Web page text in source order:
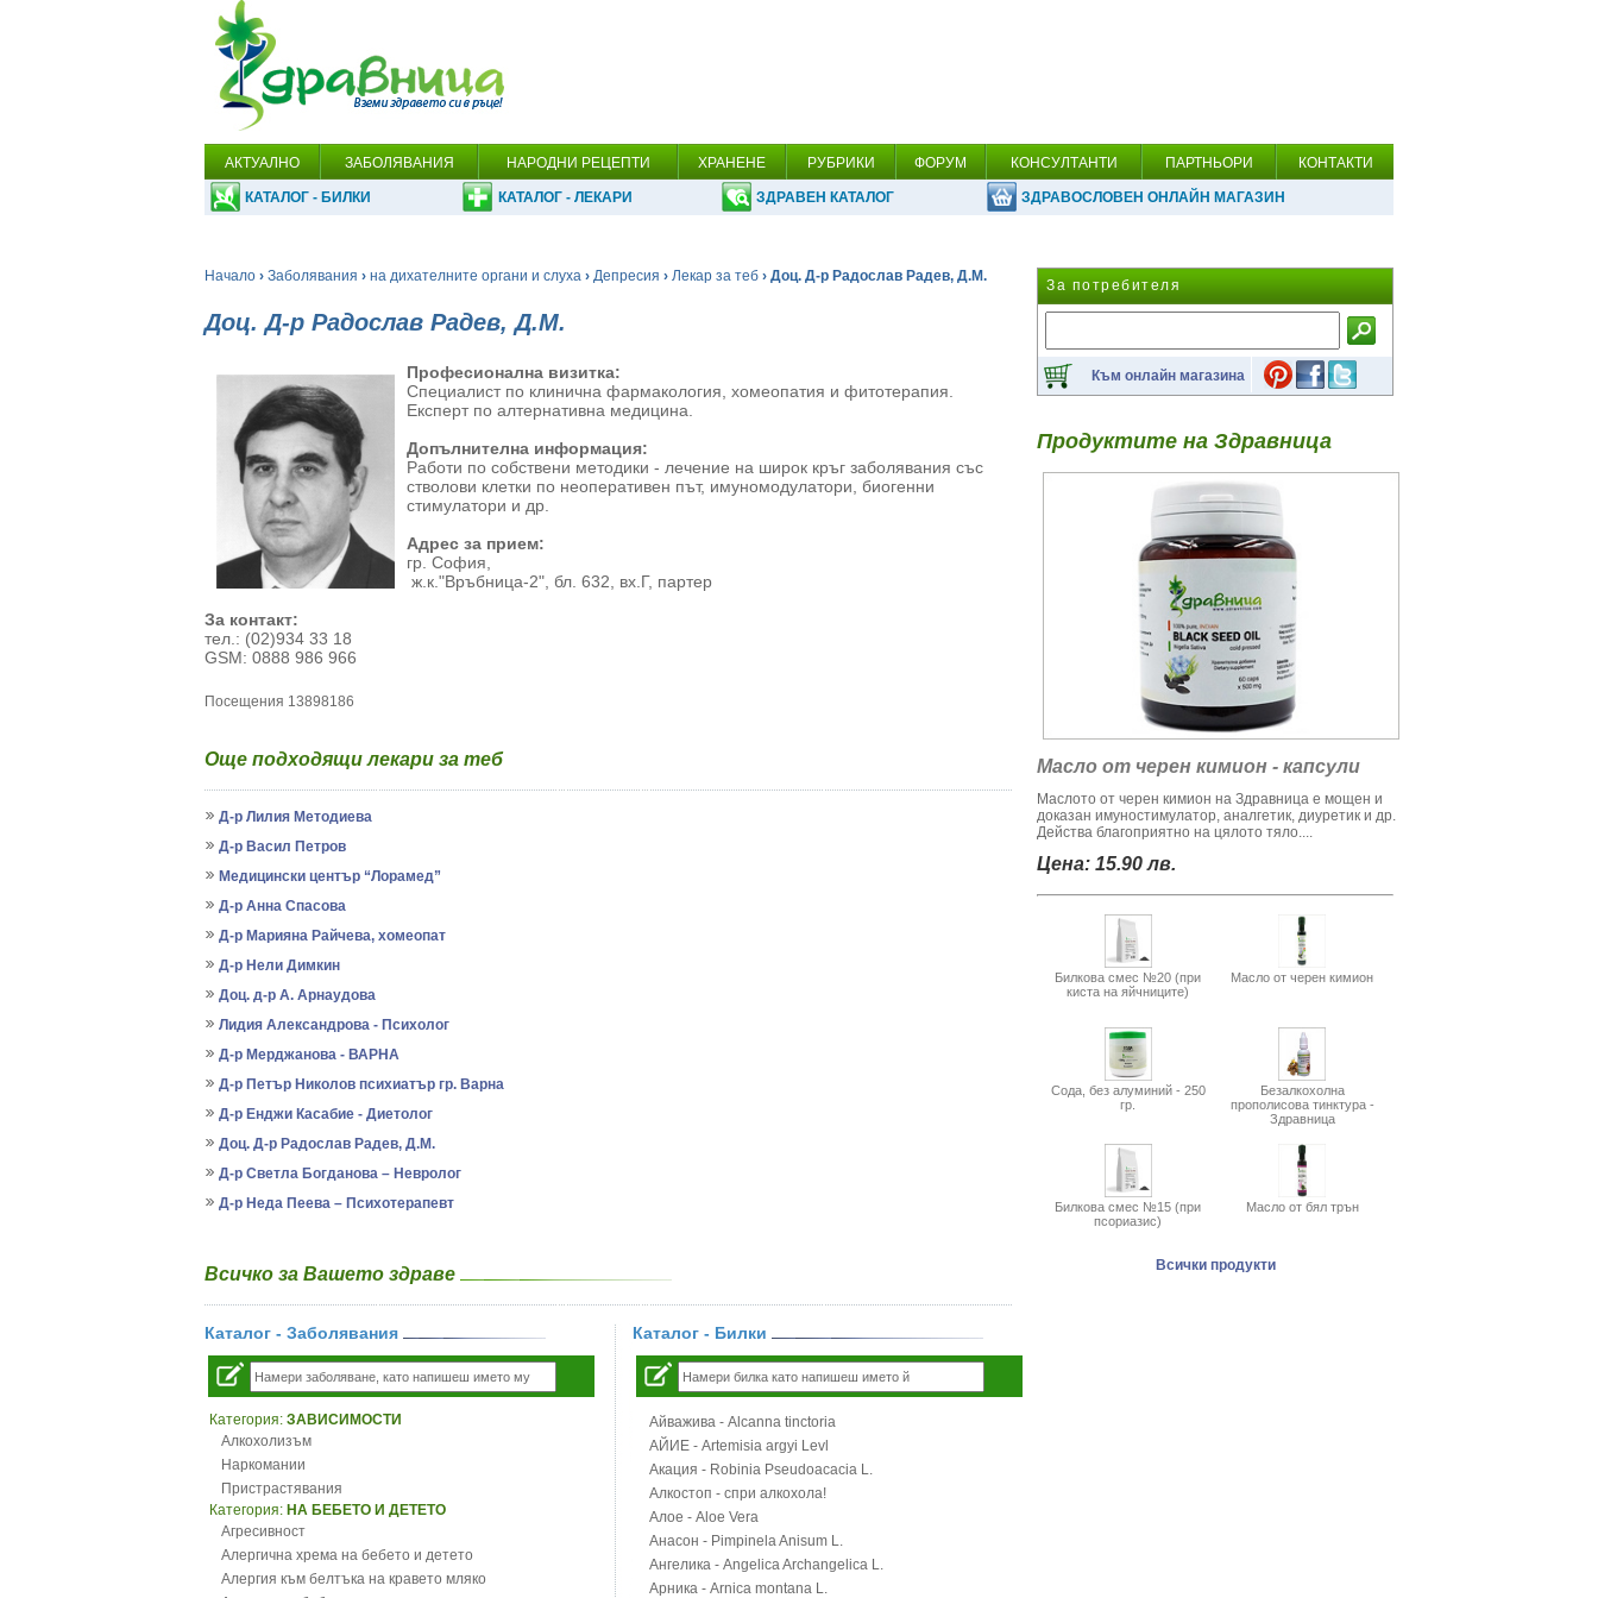
АКТУАЛНО ЗАБОЛЯВАНИЯ НАРОДНИ РЕЦЕПТИ ХРАНЕНЕ РУБРИКИ ФОРУМ КОНСУЛТАНТИ ПАРТНЬОРИ КОНТАКТИ
КАТАЛОГ - БИЛКИ КАТАЛОГ - ЛЕКАРИ ЗДРАВЕН КАТАЛОГ ЗДРАВОСЛОВЕН ОНЛАЙН МАГАЗИН
Начало › Заболявания › на дихателните органи и слуха › Депресия › Лекар за теб › Доц. Д-р Радослав Радев, Д.М.
Доц. Д-р Радослав Радев, Д.М.
Професионална визитка:
Специалист по клинична фармакология, хомеопатия и фитотерапия.
Експерт по алтернативна медицина.
Допълнителна информация:
Работи по собствени методики - лечение на широк кръг заболявания със
стволови клетки по неоперативен път, имуномодулатори, биогенни
стимулатори и др.
Адрес за прием:
гр. София,
ж.к."Връбница-2", бл. 632, вх.Г, партер
За контакт:
тел.: (02)934 33 18
GSM: 0888 986 966
Посещения 13898186
Още подходящи лекари за теб
Д-р Лилия Методиева
Д-р Васил Петров
Медицински център “Лорамед”
Д-р Анна Спасова
Д-р Марияна Райчева, хомеопат
Д-р Нели Димкин
Доц. д-р А. Арнаудова
Лидия Александрова - Психолог
Д-р Мерджанова - ВАРНА
Д-р Петър Николов психиатър гр. Варна
Д-р Енджи Касабие - Диетолог
Доц. Д-р Радослав Радев, Д.М.
Д-р Светла Богданова – Невролог
Д-р Неда Пеева – Психотерапевт
Всичко за Вашето здраве
Каталог - Заболявания
Категория: ЗАВИСИМОСТИ
Алкохолизъм
Наркомании
Пристрастявания
Категория: НА БЕБЕТО И ДЕТЕТО
Агресивност
Алергична хрема на бебето и детето
Алергия към белтъка на кравето мляко
Каталог - Билки
Айважива - Alcanna tinctoria
АЙИЕ - Artemisia argyi Levl
Акация - Robinia Pseudoacacia L.
Алкостоп - спри алкохола!
Алое - Aloe Vera
Анасон - Pimpinela Anisum L.
Ангелика - Angelica Archangelica L.
Арника - Arnica montana L.
За потребителя
Към онлайн магазина
Продуктите на Здравница
Масло от черен кимион - капсули
Маслото от черен кимион на Здравница е мощен и
доказан имуностимулатор, аналгетик, диуретик и др.
Действа благоприятно на цялото тяло....
Цена: 15.90 лв.
Билкова смес №20 (при
киста на яйчниците)
Масло от черен кимион
Сода, без алуминий - 250
гр.
Безалкохолна
прополисова тинктура -
Здравница
Билкова смес №15 (при
псориазис)
Масло от бял трън
Всички продукти